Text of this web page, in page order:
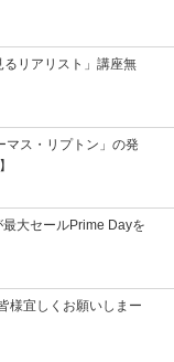
リアリスト」講座無
マス・リプトン」の発
大セールPrime Dayを
様宜しくお願いしまー